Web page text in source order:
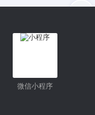
微信小程序